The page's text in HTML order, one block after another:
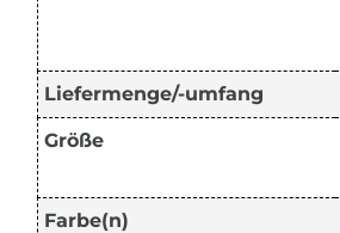
Liefermenge/-umfang
Größe
Farbe(n)